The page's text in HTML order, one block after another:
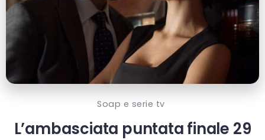
Soap e serie tv
L’ambasciata puntata finale 29